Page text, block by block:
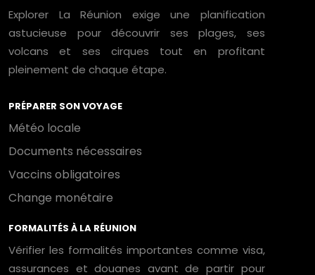
Explorer La Réunion exige une planification
astucieuse pour découvrir ses plages, ses
volcans et ses cirques tout en profitant
pleinement de chaque étape.
PRÉPARER SON VOYAGE
Météo locale
Documents nécessaires
Vaccins obligatoires
Change monétaire
FORMALITÉS À LA RÉUNION
Vérifier les formalités importantes comme visa,
assurances et douanes avant de partir pour